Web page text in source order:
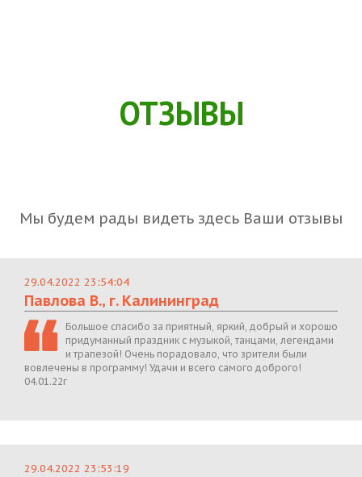
ОТЗЫВЫ
Мы будем рады видеть здесь Ваши отзывы
29.04.2022 23:54:04
Павлова В., г. Калининград
Большое спасибо за приятный, яркий, добрый и хорошо
придуманный праздник с музыкой, танцами, легендами
и трапезой! Очень порадовало, что зрители были
вовлечены в программу! Удачи и всего самого доброго!
04.01.22г
29.04.2022 23:53:19